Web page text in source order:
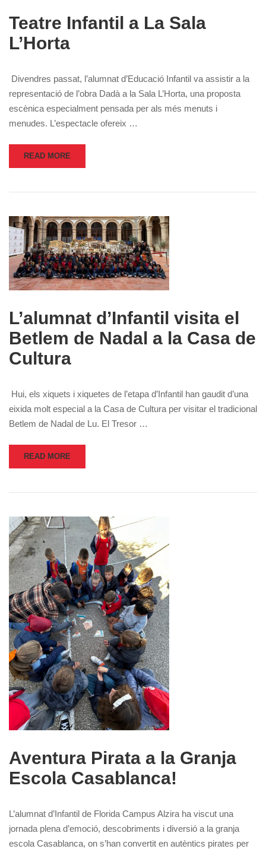
Teatre Infantil a La Sala
L’Horta
Divendres passat, l’alumnat d’Educació Infantil va assistir a la
representació de l’obra Dadà a la Sala L’Horta, una proposta
escènica especialment pensada per als més menuts i
menudes. L’espectacle ofereix …
READ MORE
L’alumnat d’Infantil visita el
Betlem de Nadal a la Casa de
Cultura
Hui, els xiquets i xiquetes de l’etapa d’Infantil han gaudit d’una
eixida molt especial a la Casa de Cultura per visitar el tradicional
Betlem de Nadal de Lu. El Tresor …
READ MORE
Aventura Pirata a la Granja
Escola Casablanca!
L’alumnat d’Infantil de Florida Campus Alzira ha viscut una
jornada plena d’emoció, descobriments i diversió a la granja
escola Casablanca, on s’han convertit en autèntics pirates per